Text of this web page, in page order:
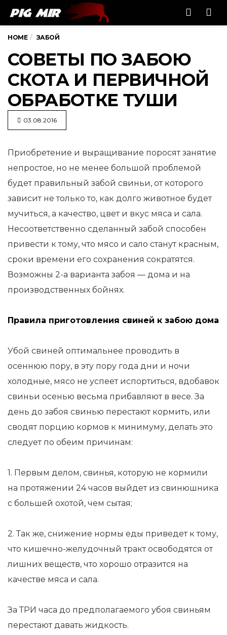
HOME ЗАБОЙ
СОВЕТЫ ПО ЗАБОЮ
СКОТА И ПЕРВИЧНОЙ
ОБРАБОТКЕ ТУШИ
03.08.2016
Приобретение и выращивание поросят занятие
непростое, но не менее большой проблемой
будет правильный забой свиньи, от которого
зависит не только то, как долго животное будет
мучиться, а качество, цвет и вкус мяса и сала.
Несоответственно сделанный забой способен
привести к тому, что мясо и сало станут красным,
сроки времени его сохранения сократятся.
Возможны 2-а варианта забоя — дома и на
производственных бойнях.
Правила приготовления свиней к забою дома
Убой свиней оптимальнее проводить в
осеннюю пору, в эту пору года дни и ночи
холодные, мясо не успеет испортиться, вдобавок
свиньи осенью весьма прибавляют в весе. За
день до забоя свинью перестают кормить, или
сводят порцию кормов к минимуму, делать это
следует по обеим причинам:
1. Первым делом, свинья, которую не кормили
на протяжении 24 часов выйдет из свинюшника
с большей охотой, чем сытая;
2. Так же, снижение нормы еды приведет к тому,
что кишечно-желудочный тракт освободятся от
лишних веществ, что хорошо отразится на
качестве мяса и сала.
За ТРИ часа до предполагаемого убоя свиньям
перестают давать жидкость.